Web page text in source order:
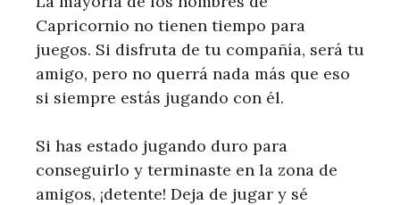
Capricornio no tienen tiempo para
juegos. Si disfruta de tu compañía, será tu
amigo, pero no querrá nada más que eso
si siempre estás jugando con él.
Si has estado jugando duro para
conseguirlo y terminaste en la zona de
amigos, ¡detente! Deja de jugar y sé